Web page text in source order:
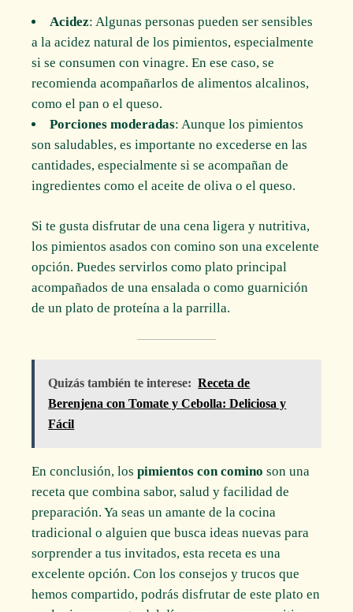
Acidez: Algunas personas pueden ser sensibles
a la acidez natural de los pimientos, especialmente
si se consumen con vinagre. En ese caso, se
recomienda acompañarlos de alimentos alcalinos,
como el pan o el queso.
Porciones moderadas: Aunque los pimientos
son saludables, es importante no excederse en las
cantidades, especialmente si se acompañan de
ingredientes como el aceite de oliva o el queso.
Si te gusta disfrutar de una cena ligera y nutritiva,
los pimientos asados con comino son una excelente
opción. Puedes servirlos como plato principal
acompañados de una ensalada o como guarnición
de un plato de proteína a la parrilla.
Quizás también te interese: Receta de
Berenjena con Tomate y Cebolla: Deliciosa y
Fácil
En conclusión, lospimientos con comino son una
receta que combina sabor, salud y facilidad de
preparación. Ya seas un amante de la cocina
tradicional o alguien que busca ideas nuevas para
sorprender a tus invitados, esta receta es una
excelente opción. Con los consejos y trucos que
hemos compartido, podrás disfrutar de este plato en